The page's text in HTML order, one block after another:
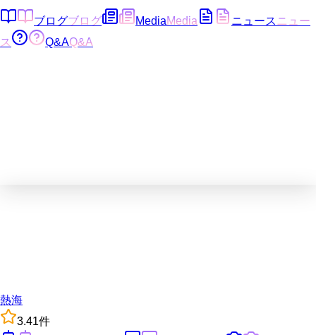
ブログブログ MediaMedia ニュース ニュー
ス
Q&AQ&A
熱海
3.41件